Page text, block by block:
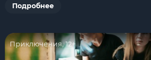
Подробнее
Приключения, 12+